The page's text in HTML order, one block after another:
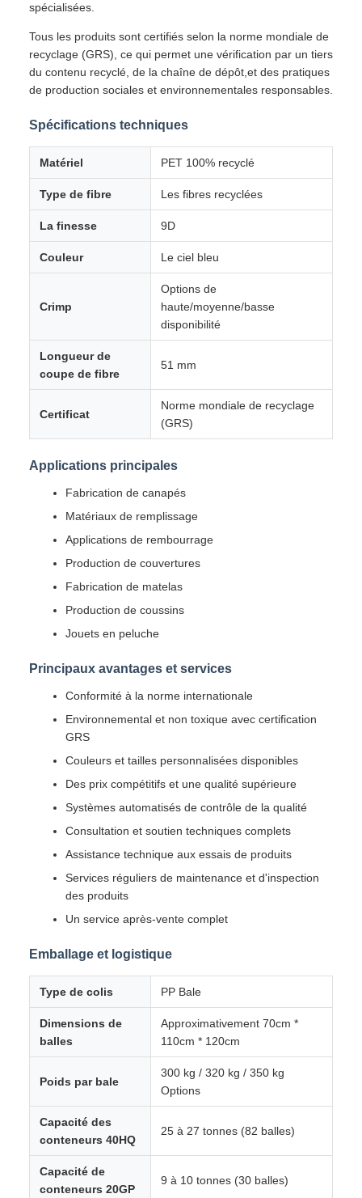
spécialisées.
Tous les produits sont certifiés selon la norme mondiale de
recyclage (GRS), ce qui permet une vérification par un tiers
du contenu recyclé, de la chaîne de dépôt,et des pratiques
de production sociales et environnementales responsables.
Spécifications techniques
Matériel PET 100% recyclé
Type de fibre Les fibres recyclées
La finesse 9D
Couleur Le ciel bleu
Crimp
Options de
haute/moyenne/basse
disponibilité
Longueur de
coupe de fibre
51 mm
Certificat
Norme mondiale de recyclage
(GRS)
Applications principales
Fabrication de canapés
Matériaux de remplissage
Applications de rembourrage
Production de couvertures
Fabrication de matelas
Production de coussins
Jouets en peluche
Principaux avantages et services
Conformité à la norme internationale
Environnemental et non toxique avec certification
GRS
Couleurs et tailles personnalisées disponibles
Des prix compétitifs et une qualité supérieure
Systèmes automatisés de contrôle de la qualité
Consultation et soutien techniques complets
Assistance technique aux essais de produits
Services réguliers de maintenance et d'inspection
des produits
Un service après-vente complet
Emballage et logistique
Type de colis PP Bale
Dimensions de
balles
Approximativement 70cm *
110cm * 120cm
Poids par bale
300 kg / 320 kg / 350 kg
Options
Capacité des
conteneurs 40HQ
25 à 27 tonnes (82 balles)
Capacité de
conteneurs 20GP
9 à 10 tonnes (30 balles)